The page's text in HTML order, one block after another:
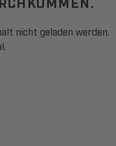
nicht geladen werden.